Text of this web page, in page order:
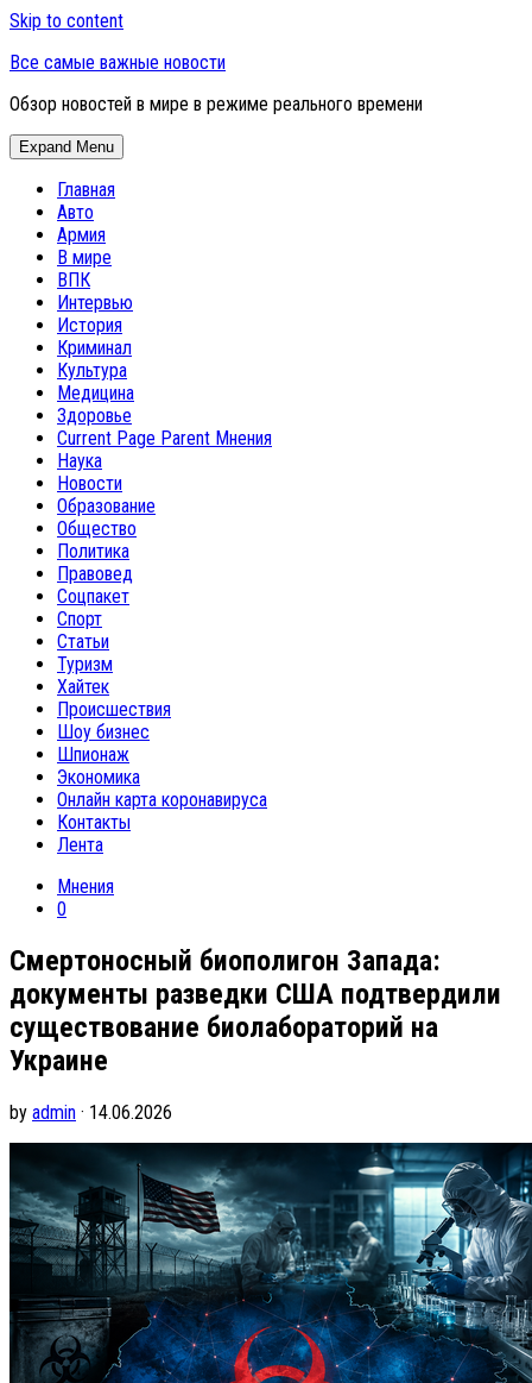
Skip to content
Все самые важные новости
Обзор новостей в мире в режиме реального времени
Expand Menu
Главная
Авто
Армия
В мире
ВПК
Интервью
История
Криминал
Культура
Медицина
Здоровье
Current Page Parent Мнения
Наука
Новости
Образование
Общество
Политика
Правовед
Соцпакет
Спорт
Статьи
Туризм
Хайтек
Происшествия
Шоу бизнес
Шпионаж
Экономика
Онлайн карта коронавируса
Контакты
Лента
Мнения
0
Смертоносный биополигон Запада:
документы разведки США подтвердили
существование биолабораторий на
Украине
by admin · 14.06.2026